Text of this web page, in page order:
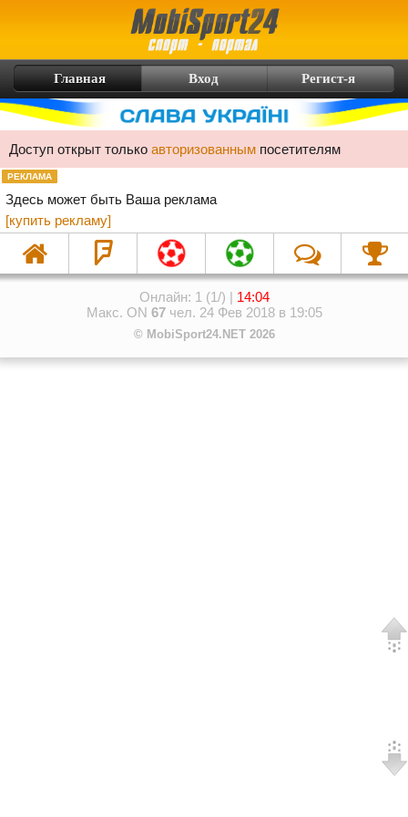
Главная Вход Регист-я
Доступ открыт только авторизованным посетителям
РЕКЛАМА
Здесь может быть Ваша реклама
[купить рекламу]
Онлайн: 1 (1/) | 14:04
Макс. ON 67чел. 24 Фев 2018 в 19:05
© MobiSport24.NET 2026